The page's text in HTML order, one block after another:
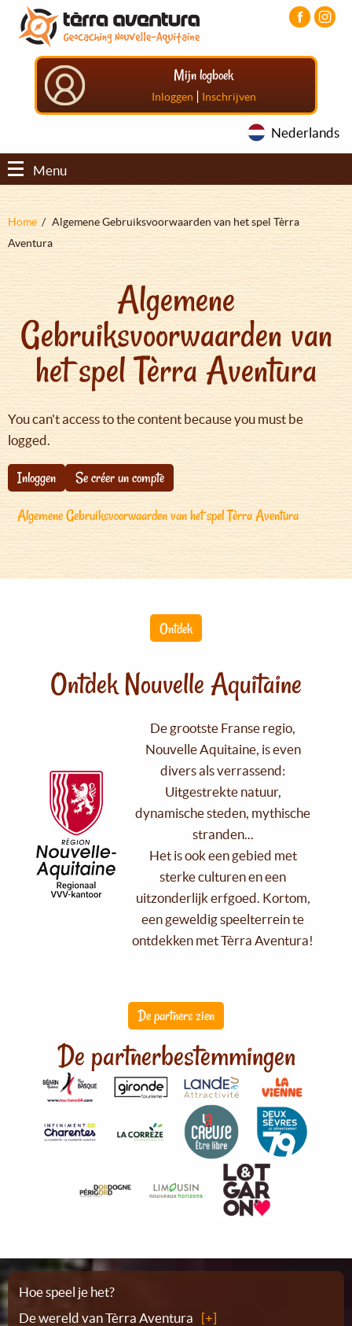
Overslaan
naar
Aller
menu
principal
Aller
pied
Mijn logboek
Inloggen | Inschrijven
Nederlands
Menu
Kruimelpad
Home
Algemene Gebruiksvoorwaarden van het spel Tèrra
Aventura
Algemene
Gebruiksvoorwaarden van
het spel Tèrra Aventura
You can't access to the content because you must be
logged.
Inloggen
Se créer un compte
Algemene Gebruiksvoorwaarden van het spel Tèrra Aventura
Ontdek
Ontdek Nouvelle Aquitaine
De grootste Franse regio,
Nouvelle Aquitaine, is even
divers als verrassend:
Uitgestrekte natuur,
dynamische steden, mythische
stranden...
Het is ook een gebied met
sterke culturen en een
uitzonderlijk erfgoed. Kortom,
een geweldig speelterrein te
ontdekken met Tèrra Aventura!
De partners zien
De partnerbestemmingen
Plattegrond
Hoe speel je het?
De wereld van Tèrra Aventura